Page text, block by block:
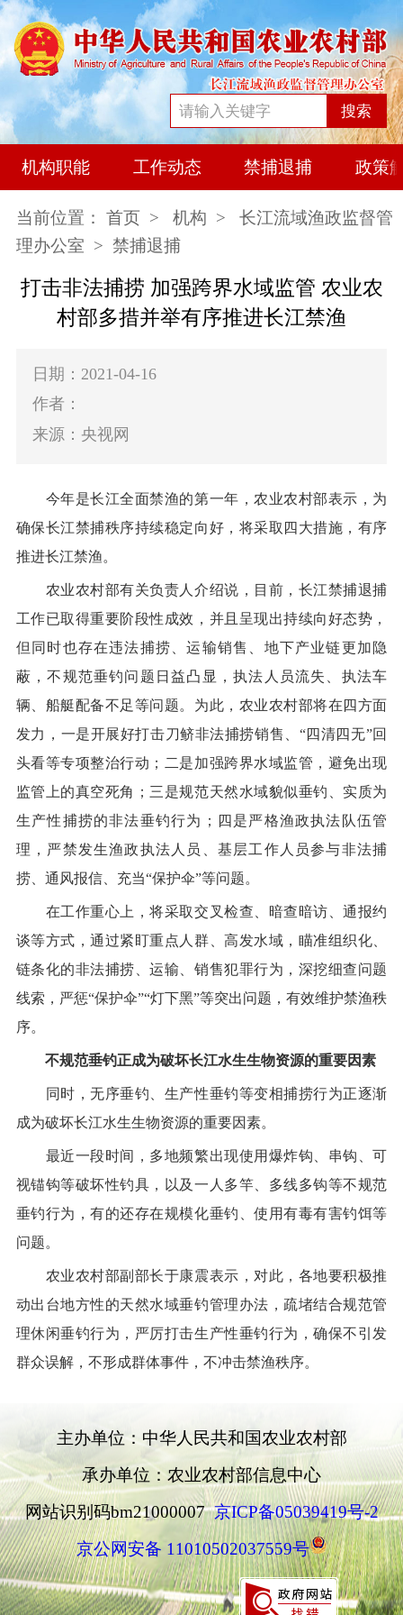
搜索
机构职能 工作动态 禁捕退捕 政策
当前位置： 首页 > 机构 >
长江流域渔政监督管
理办公室 > 禁捕退捕
打击非法捕捞 加强跨界水域监管 农业农
村部多措并举有序推进长江禁渔
日期：2021-04-16
作者：
来源：央视网
今年是长江全面禁渔的第一年，农业农村部表示， 为
确保长江禁捕秩序持续稳定向好，将采取四大措施，有序
推进长江禁渔。
农业农村部有关负责人介绍说，目前，长江禁捕退捕
工作已取得重要阶段性成效，并且呈现出持续向好态势，
但同时也存在违法捕捞、运输销售、地下产业链更加隐
蔽，不规范垂钓问题日益凸显，执法人员流失、执法车
辆、船艇配备不足等问题。为此，农业农村部将在四方面
发力，一是开展好打击刀鲚非法捕捞销售、 “四清四无”回
头看等专项整治行动；二是加强跨界水域监管，避免出现
监管上的真空死角；三是规范天然水域貌似垂钓、实质为
生产性捕捞的非法垂钓行为；四是严格渔政执法队伍管
理，严禁发生渔政执法人员、基层工作人员参与非法捕
捞、通风报信、充当“保护伞”等问题。
在工作重心上，将采取交叉检查、暗查暗访、通报约
谈等方式，通过紧盯重点人群、高发水域，瞄准组织化、
链条化的非法捕捞、运输、销售犯罪行为，深挖细查问题
线索，严惩“保护伞”“灯下黑”等突出问题，有效维护禁渔秩
序。
不规范垂钓正成为破坏长江水生生物资源的重要因素
同时，无序垂钓、生产性垂钓等变相捕捞行为正逐渐
成为破坏长江水生生物资源的重要因素。
最近一段时间，多地频繁出现使用爆炸钩、串钩、可
视锚钩等破坏性钓具，以及一人多竿、多线多钩等不规范
垂钓行为，有的还存在规模化垂钓、使用有毒有害钓饵等
问题。
农业农村部副部长于康震表示，对此，各地要积极推
动出台地方性的天然水域垂钓管理办法，疏堵结合规范管
理休闲垂钓行为，严厉打击生产性垂钓行为，确保不引发
群众误解，不形成群体事件，不冲击禁渔秩序。
主办单位：中华人民共和国农业农村部
承办单位：农业农村部信息中心
网站识别码bm21000007京ICP备05039419号-2
京公网安备 11010502037559号